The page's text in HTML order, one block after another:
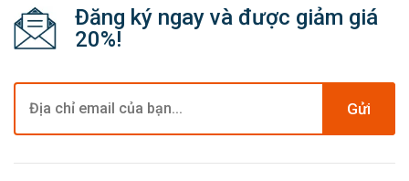
Đăng ký ngay và được giảm giá
20%!
Gửi